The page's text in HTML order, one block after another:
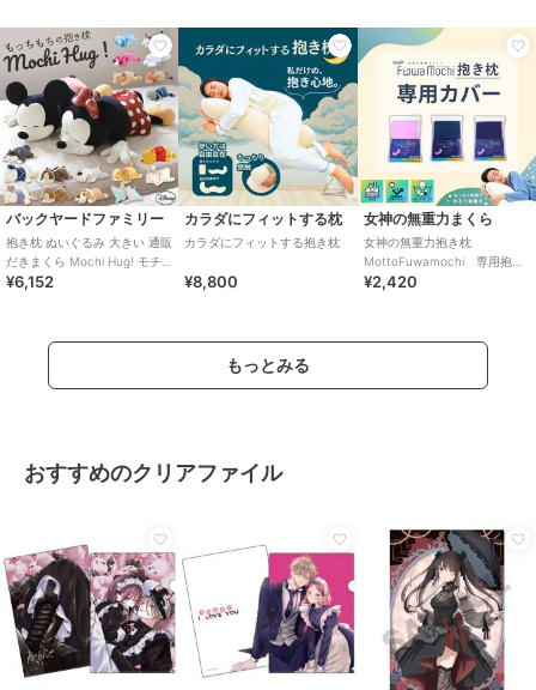
バックヤードファミリー
抱き枕 ぬいぐるみ 大きい 通販
だきまくら Mochi Hug! モチ
ハグ Disney ディズニ
¥6,152
カラダにフィットする枕
カラダにフィットする抱き枕
¥8,800
女神の無重力まくら
女神の無重力抱き枕
MottoFuwamochi 専用抱き
枕カバー単品
¥2,420
もっとみる
おすすめのクリアファイル